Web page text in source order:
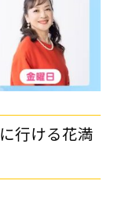
行ける花満